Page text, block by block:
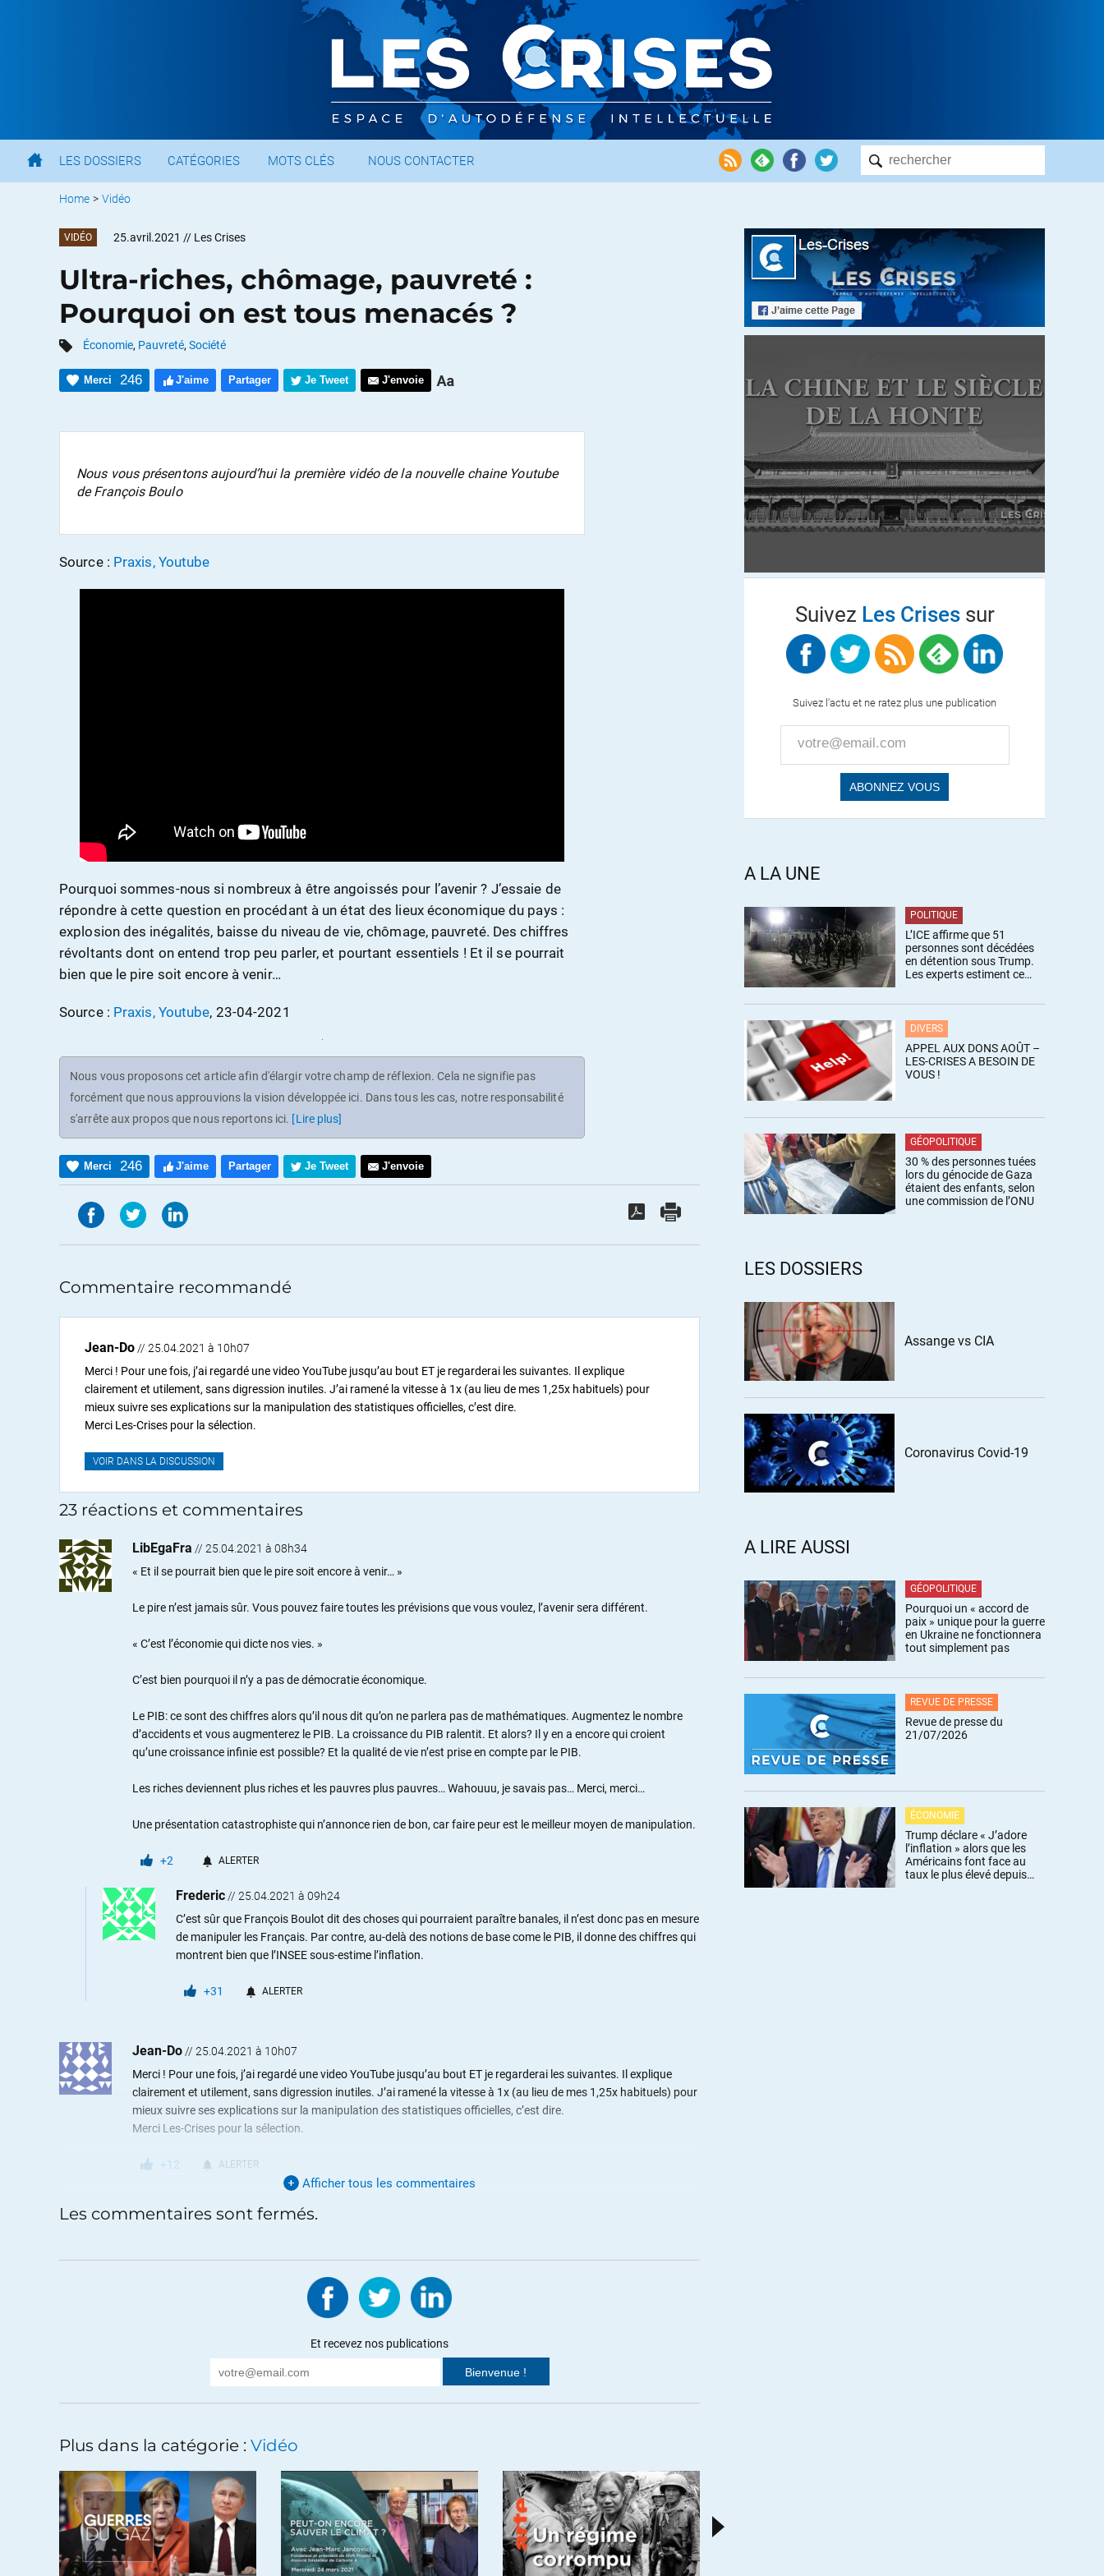
LES DOSSIERS CATÉGORIES MOTS CLÉS NOUS CONTACTER
Home > Vidéo
VIDÉO 25.avril.2021 // Les Crises
Ultra-riches, chômage, pauvreté :
Pourquoi on est tous menacés ?
Économie, Pauvreté, Société
Merci 246 J'aime Partager Je Tweet J'envoie
Nous vous présentons aujourd’hui la première vidéo de la nouvelle chaine Youtube
de François Boulo
Source : Praxis, Youtube
Pourquoi sommes-nous si nombreux à être angoissés pour l’avenir ? J’essaie de
répondre à cette question en procédant à un état des lieux économique du pays :
explosion des inégalités, baisse du niveau de vie, chômage, pauvreté. Des chiffres
révoltants dont on entend trop peu parler, et pourtant essentiels ! Et il se pourrait
bien que le pire soit encore à venir…
Source : Praxis, Youtube, 23-04-2021
Nous vous proposons cet article afin d'élargir votre champ de réflexion. Cela ne signifie pas
forcément que nous approuvions la vision développée ici. Dans tous les cas, notre responsabilité
s'arrête aux propos que nous reportons ici. [Lire plus]
Merci 246 J'aime Partager Je Tweet J'envoie
Commentaire recommandé
Jean-Do // 25.04.2021 à 10h07
Merci ! Pour une fois, j’ai regardé une video YouTube jusqu’au bout ET je regarderai les suivantes. Il explique
clairement et utilement, sans digression inutiles. J’ai ramené la vitesse à 1x (au lieu de mes 1,25x habituels) pour
mieux suivre ses explications sur la manipulation des statistiques officielles, c’est dire.
Merci Les-Crises pour la sélection.
VOIR DANS LA DISCUSSION
23 réactions et commentaires
LibEgaFra // 25.04.2021 à 08h34
« Et il se pourrait bien que le pire soit encore à venir… »
Le pire n’est jamais sûr. Vous pouvez faire toutes les prévisions que vous voulez, l’avenir sera différent.
« C’est l’économie qui dicte nos vies. »
C’est bien pourquoi il n’y a pas de démocratie économique.
Le PIB: ce sont des chiffres alors qu’il nous dit qu’on ne parlera pas de mathématiques. Augmentez le nombre
d’accidents et vous augmenterez le PIB. La croissance du PIB ralentit. Et alors? Il y en a encore qui croient
qu’une croissance infinie est possible? Et la qualité de vie n’est prise en compte par le PIB.
Les riches deviennent plus riches et les pauvres plus pauvres… Wahouuu, je savais pas… Merci, merci…
Une présentation catastrophiste qui n’annonce rien de bon, car faire peur est le meilleur moyen de manipulation.
+2 ALERTER
Frederic // 25.04.2021 à 09h24
C’est sûr que François Boulot dit des choses qui pourraient paraître banales, il n’est donc pas en mesure
de manipuler les Français. Par contre, au-delà des notions de base come le PIB, il donne des chiffres qui
montrent bien que l’INSEE sous-estime l’inflation.
+31 ALERTER
Jean-Do // 25.04.2021 à 10h07
Merci ! Pour une fois, j’ai regardé une video YouTube jusqu’au bout ET je regarderai les suivantes. Il explique
clairement et utilement, sans digression inutiles. J’ai ramené la vitesse à 1x (au lieu de mes 1,25x habituels) pour
mieux suivre ses explications sur la manipulation des statistiques officielles, c’est dire.
Merci Les-Crises pour la sélection.
+12 ALERTER
Avunimes
naturellement poussé a être porte parole du mouvement des Gillet Jaunes, marmite de sa métamorphose. Pour
l’instant, la vidéo fait trop penser a un croisement de format entre le standard décontracté de « Fred et Jamy » et
de l’édito didactique « la revue de la semaine » de Jean Luc Mélenchon. Personnage à suivre.
ALERTER
Il est bien mignon François Boulo… comme son chat Zenon mais il manque un peu de pugnacité, ou alors elle est
bien cachée. J’espère que son petit fauve va lui faire la leçon. J’avais déjà constaté son côté gentil garçon,
humble et courtois, comme dernièrement au cours du débat avec Pierre Jacquemain sur la chaîne TV de
Marianne. La politique est un art martial où l’on doit convaincre plutôt que vaincre, par ses arguments et son
style.
Première impression quand même favorable car je suis plutôt acquise aux arguments. Néanmoins, quelques
critiques. Je trouve la vidéo trop courte dans tous les sens du terme. Il serait bien inspiré d’entrer davantage
dans les détails comme expliquer ce que sont les 1% et les 0,1 % les plus riches, sur quels critères sont définis les
Afficher tous les commentaires
Les commentaires sont fermés.
Et recevez nos publications
Plus dans la catégorie : Vidéo
Suivez Les Crisessur
Suivez l'actu et ne ratez plus une publication
A LA UNE
POLITIQUE
L’ICE affirme que 51
personnes sont décédées
en détention sous Trump.
Les experts estiment ce
DIVERS
APPEL AUX DONS AOÛT –
LES-CRISES A BESOIN DE
VOUS !
GÉOPOLITIQUE
30 % des personnes tuées
lors du génocide de Gaza
étaient des enfants, selon
une commission de l’ONU
LES DOSSIERS
Assange vs CIA
Coronavirus Covid-19
A LIRE AUSSI
GÉOPOLITIQUE
Pourquoi un « accord de
paix » unique pour la guerre
en Ukraine ne fonctionnera
tout simplement pas
REVUE DE PRESSE
Revue de presse du
21/07/2026
ÉCONOMIE
Trump déclare « J’adore
l’inflation » alors que les
Américains font face au
taux le plus élevé depuis